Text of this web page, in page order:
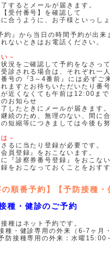
るとメールが届きます。
付番号】を確認して
うように、お子様といっしょ
から当日の時間予約が出来
いときはお電話ください。
－
況をご確認して予約をなさって
診される場合は、それぞれ一人
号の『3～4番前』には必ずご
ますとお待ちいただいたり番
近くなくても午前は12:00ま
お知らせ
たときにメールが届きます。
続のため、無理のない、間に
短縮等につきましては今後も
－
るに当たり登録が必要です。
員登録』をおこないます。
『診察券番号登録』をおこない
をおこなっておくことをおすす
の順番予約】【予防接種
種・健診のご予約
種はネット予約です。
種・健診専用の外来（6-7ヶ
防接種専用の外来：水曜15:00